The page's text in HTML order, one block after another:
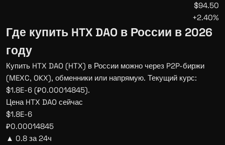
$94.50
+2.40%
Где купить HTX DAO в России в 2026
году
Купить HTX DAO (HTX) в России можно через P2P-биржи
(MEXC, OKX), обменники или напрямую. Текущий курс:
$1.8E-6 (₽0.00014845).
Цена HTX DAO сейчас
$1.8E-6
₽0.00014845
▲ 0.8 за 24ч